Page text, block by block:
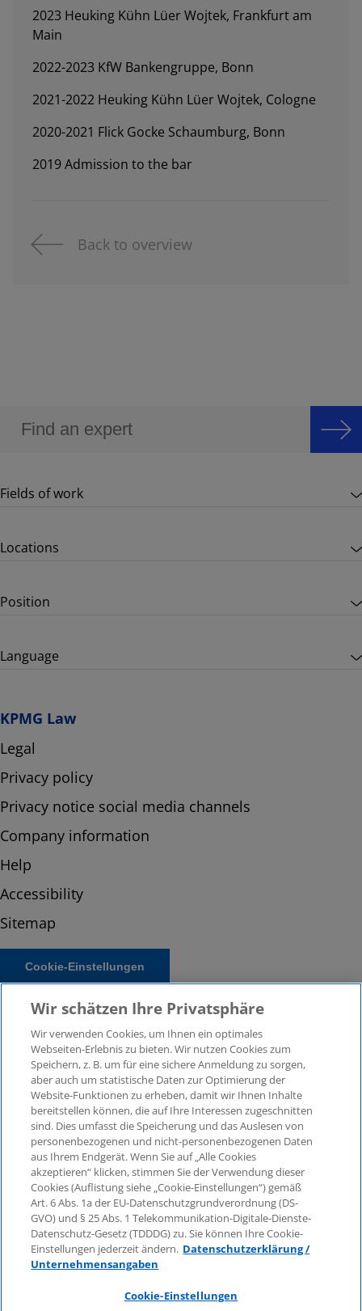
2023 Heuking Kühn Lüer Wojtek, Frankfurt am
Main
2022-2023 KfW Bankengruppe, Bonn
2021-2022 Heuking Kühn Lüer Wojtek, Cologne
2020-2021 Flick Gocke Schaumburg, Bonn
2019 Admission to the bar
Back to overview
Fields of work
Locations
Position
Language
KPMG Law
Legal
Privacy policy
Privacy notice social media channels
Company information
Help
Accessibility
Sitemap
Cookie-Einstellungen
© 2026 KPMG Law Rechtsanwaltsgesellschaft mbH,
associated with KPMG AG Wirtschaftsprüfungsgesellschaft,
a public limited company under German law and a
member of the global KPMG organisation of independent
member firms affiliated with KPMG International Limited, a
Private English Company Limited by Guarantee. All rights
reserved. For more details on the structure of KPMG’s
global organisation, please visit
https://home.kpmg/governance
KPMG International does not provide services to clients.
Wir schätzen Ihre Privatsphäre
Wir verwenden Cookies, um Ihnen ein optimales
Webseiten-Erlebnis zu bieten. Wir nutzen Cookies zum
Speichern, z. B. um für eine sichere Anmeldung zu sorgen,
aber auch um statistische Daten zur Optimierung der
Website-Funktionen zu erheben, damit wir Ihnen Inhalte
bereitstellen können, die auf Ihre Interessen zugeschnitten
sind. Dies umfasst die Speicherung und das Auslesen von
personenbezogenen und nicht-personenbezogenen Daten
aus Ihrem Endgerät. Wenn Sie auf „Alle Cookies
akzeptieren“ klicken, stimmen Sie der Verwendung dieser
Cookies (Auflistung siehe „Cookie-Einstellungen“) gemäß
Art. 6 Abs. 1a der EU-Datenschutzgrundverordnung (DS-
GVO) und § 25 Abs. 1 Telekommunikation-Digitale-Dienste-
Datenschutz-Gesetz (TDDDG) zu. Sie können Ihre Cookie-
Einstellungen jederzeit ändern. Datenschutzerklärung /
Unternehmensangaben
Cookie-Einstellungen